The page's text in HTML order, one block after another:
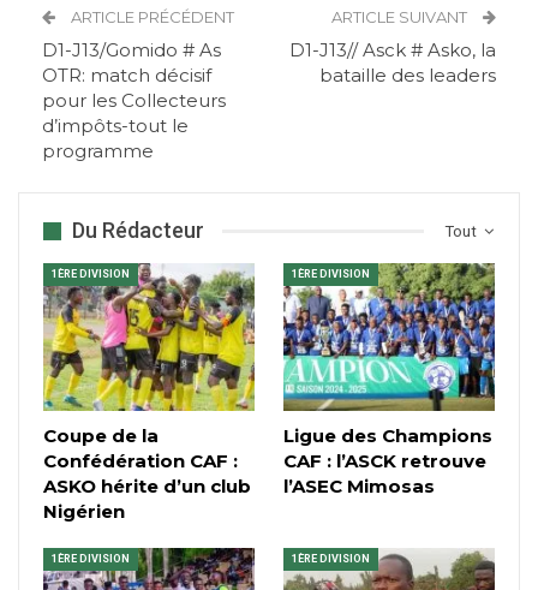
ARTICLE PRÉCÉDENT
D1-J13/Gomido # As
OTR: match décisif
pour les Collecteurs
d’impôts-tout le
programme
ARTICLE SUIVANT
D1-J13// Asck # Asko, la
bataille des leaders
Tout
Du Rédacteur
1ÈRE DIVISION
Coupe de la
Confédération CAF :
ASKO hérite d’un club
Nigérien
1ÈRE DIVISION
Ligue des Champions
CAF : l’ASCK retrouve
l’ASEC Mimosas
1ÈRE DIVISION 1ÈRE DIVISION